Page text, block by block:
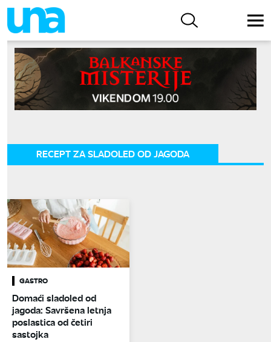
RECEPT ZA SLADOLED OD JAGODA
GASTRO
Domaći sladoled od
jagoda: Savršena letnja
poslastica od četiri
sastojka